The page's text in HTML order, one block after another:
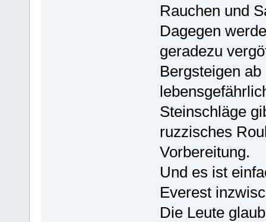
Rauchen und
Dagegen
geradezu
Bergsteigen
Steinschläge
ruzzisches
Vorbereitung.
Und es ist
Everest
Die Leute